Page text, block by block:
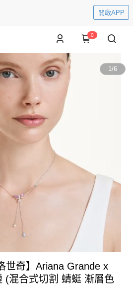
開啟APP
0
1/6
世奇】Ariana Grande x
(混合式切割 蜻蜓 漸層色